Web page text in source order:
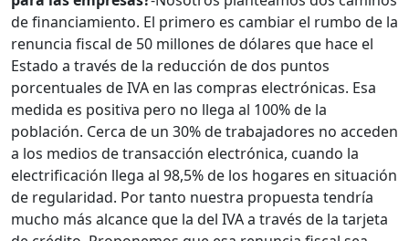
de financiamiento. El primero es cambiar el rumbo de la
renuncia fiscal de 50 millones de dólares que hace el
Estado a través de la reducción de dos puntos
porcentuales de IVA en las compras electrónicas. Esa
medida es positiva pero no llega al 100% de la
población. Cerca de un 30% de trabajadores no acceden
a los medios de transacción electrónica, cuando la
electrificación llega al 98,5% de los hogares en situación
de regularidad. Por tanto nuestra propuesta tendría
mucho más alcance que la del IVA a través de la tarjeta